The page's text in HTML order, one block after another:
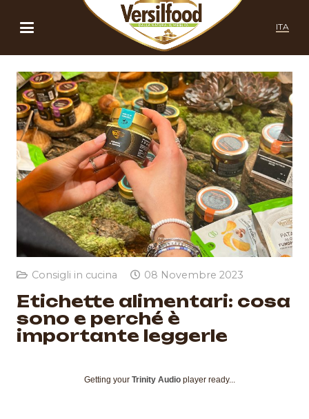
ITA
Consigli in cucina 08 Novembre 2023
Etichette alimentari: cosa
sono e perché è
importante leggerle
Getting your Trinity Audio player ready...